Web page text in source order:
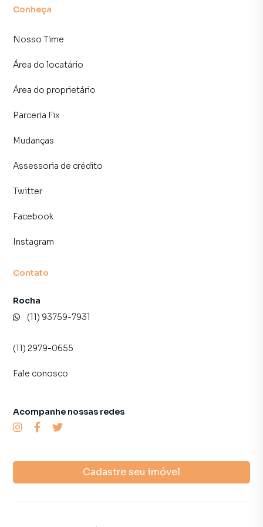
Conheça
Nosso Time
Área do locatário
Área do proprietário
Parceria Fix
Mudanças
Assessoria de crédito
Twitter
Facebook
Instagram
Contato
Rocha
(11) 93759-7931
(11) 2979-0655
Fale conosco
Cadastre seu imóvel
Acompanhe nossas redes